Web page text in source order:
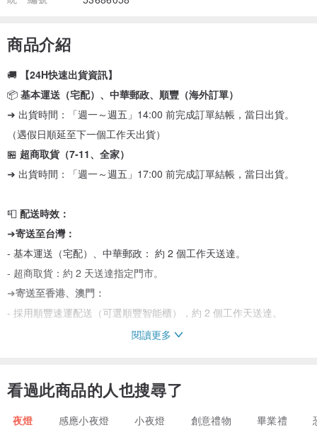
商品介紹
🚚 【24H快速出貨資訊】
📦 基本運送（宅配）、中華郵政、順豐（海外訂單）
➜ 出貨時間：「週一～週五」14:00 前完成訂單結帳，當日出貨。
（遇假日順延至下一個工作天出貨）
🏪 超商取貨（7-11、全家）
➜ 出貨時間：「週一～週五」17:00 前完成訂單結帳，當日出貨。
📮 配送時效：
➜寄送至台灣：
- 基本運送（宅配）、中華郵政： 約 2 個工作天送達。
- 超商取貨：約 2 天送達指定門市。
➜寄送至香港、澳門：
- 採用順豐速運配送（可選順豐智能櫃），約 2 個工作天送達。
閱讀更多
看過此商品的人也搜尋了
夜燈 感應小夜燈 小夜燈 創意禮物 畢業禮